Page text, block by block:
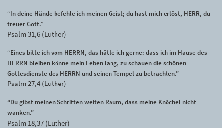
“In deine Hände befehle ich meinen Geist; du hast mich erlöst, HERR, du
treuer Gott.”
Psalm 31,6 (Luther)
“Eines bitte ich vom HERRN, das hätte ich gerne: dass ich im Hause des
HERRN bleiben könne mein Leben lang, zu schauen die schönen
Gottesdienste des HERRN und seinen Tempel zu betrachten.”
Psalm 27,4 (Luther)
“Du gibst meinen Schritten weiten Raum, dass meine Knöchel nicht
wanken.”
Psalm 18,37 (Luther)